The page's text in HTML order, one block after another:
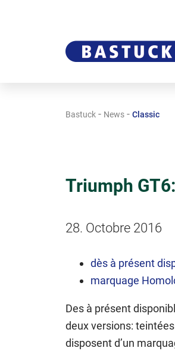
Bastuck - News - Classic
Triumph
28. Octobre 2016
dès à présent
marquage
Des à présent
deux versions:
disposent d’un